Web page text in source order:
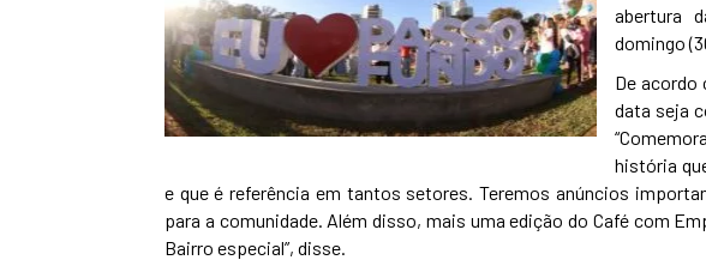
abertura
domingo
De acordo
data seja
história
e que é referência em tantos setores. Teremos anúncios
para a comunidade. Além disso, mais uma edição do Café com
Bairro especial”, disse.